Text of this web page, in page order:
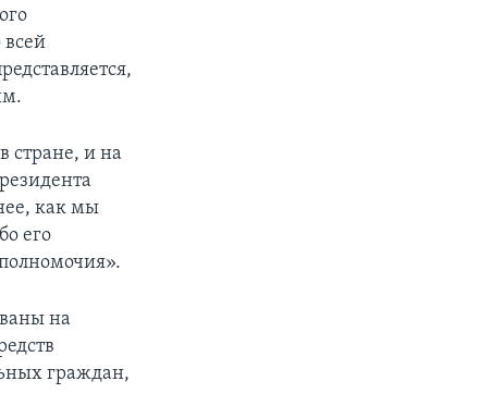
всей
стране, и на
как мы
его
на
граждан,